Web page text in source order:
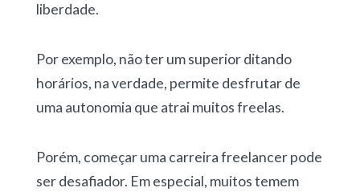
liberdade.
Por exemplo, não ter um superior ditando
horários, na verdade, permite desfrutar de
uma autonomia que atrai muitos freelas.
Porém, começar uma carreira freelancer pode
ser desafiador. Em especial, muitos temem